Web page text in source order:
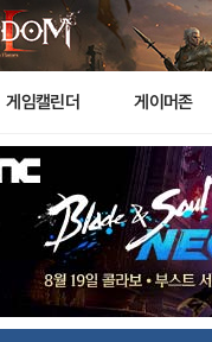
게임캘린더 게이머존